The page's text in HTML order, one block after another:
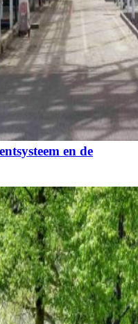
en de